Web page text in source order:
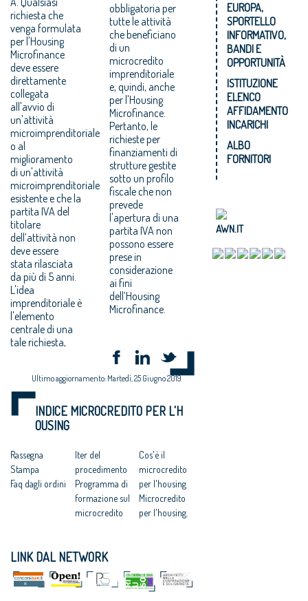
richiesta che
venga formulata
per l'Housing
Microfinance
deve essere
direttamente
collegata
all'avvio di
un'attività
microimprenditoriale
o al
miglioramento
di un'attività
microimprenditoriale
esistente e che la
partita IVA del
titolare
dell’attività non
deve essere
stata rilasciata
da più di 5 anni.
L'idea
imprenditoriale è
l'elemento
centrale di una
tale richiesta,
obbligatoria per
tutte le attività
che beneficiano
di un
microcredito
imprenditoriale
e, quindi, anche
per l'Housing
Microfinance.
Pertanto, le
richieste per
finanziamenti di
strutture gestite
sotto un profilo
fiscale che non
prevede
l'apertura di una
partita IVA non
possono essere
prese in
considerazione
ai fini
dell’Housing
Microfinance.
Ultimo aggiornamento: Martedì, 25 Giugno 2019
INDICE MICROCREDITO PER L'H
OUSING
Rassegna
Stampa
Faq dagli ordini
Iter del
procedimento
Programma di
formazione sul
microcredito
Cos'è il
microcredito
per l'housing
Microcredito
per l'housing.
LINK DAL NETWORK
EUROPA,
SPORTELLO
INFORMATIVO,
BANDI E
OPPORTUNITÀ
ISTITUZIONE
ELENCO
AFFIDAMENTO
INCARICHI
ALBO
FORNITORI
AWN.IT